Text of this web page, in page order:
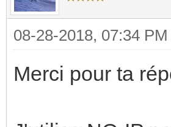
08-28-2018, 07:34 PM
Merci pour ta